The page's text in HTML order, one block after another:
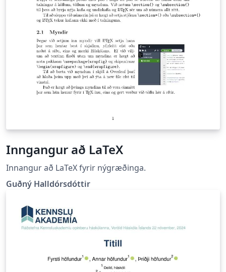
Inngangur að LaTeX
Innangur að LaTeX fyrir nýgræðinga.
Guðný Halldórsdóttir